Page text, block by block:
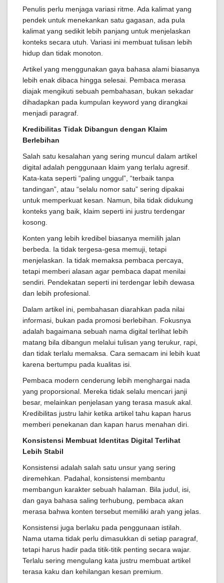
Penulis perlu menjaga variasi ritme. Ada kalimat yang
pendek untuk menekankan satu gagasan, ada pula
kalimat yang sedikit lebih panjang untuk menjelaskan
konteks secara utuh. Variasi ini membuat tulisan lebih
hidup dan tidak monoton.
Artikel yang menggunakan gaya bahasa alami biasanya
lebih enak dibaca hingga selesai. Pembaca merasa
diajak mengikuti sebuah pembahasan, bukan sekadar
dihadapkan pada kumpulan keyword yang dirangkai
menjadi paragraf.
Kredibilitas Tidak Dibangun dengan Klaim
Berlebihan
Salah satu kesalahan yang sering muncul dalam artikel
digital adalah penggunaan klaim yang terlalu agresif.
Kata-kata seperti “paling unggul”, “terbaik tanpa
tandingan”, atau “selalu nomor satu” sering dipakai
untuk memperkuat kesan. Namun, bila tidak didukung
konteks yang baik, klaim seperti ini justru terdengar
kosong.
Konten yang lebih kredibel biasanya memilih jalan
berbeda. Ia tidak tergesa-gesa memuji, tetapi
menjelaskan. Ia tidak memaksa pembaca percaya,
tetapi memberi alasan agar pembaca dapat menilai
sendiri. Pendekatan seperti ini terdengar lebih dewasa
dan lebih profesional.
Dalam artikel ini, pembahasan diarahkan pada nilai
informasi, bukan pada promosi berlebihan. Fokusnya
adalah bagaimana sebuah nama digital terlihat lebih
matang bila dibangun melalui tulisan yang terukur, rapi,
dan tidak terlalu memaksa. Cara semacam ini lebih kuat
karena bertumpu pada kualitas isi.
Pembaca modern cenderung lebih menghargai nada
yang proporsional. Mereka tidak selalu mencari janji
besar, melainkan penjelasan yang terasa masuk akal.
Kredibilitas justru lahir ketika artikel tahu kapan harus
memberi penekanan dan kapan harus menahan diri.
Konsistensi Membuat Identitas Digital Terlihat
Lebih Stabil
Konsistensi adalah salah satu unsur yang sering
diremehkan. Padahal, konsistensi membantu
membangun karakter sebuah halaman. Bila judul, isi,
dan gaya bahasa saling terhubung, pembaca akan
merasa bahwa konten tersebut memiliki arah yang jelas.
Konsistensi juga berlaku pada penggunaan istilah.
Nama utama tidak perlu dimasukkan di setiap paragraf,
tetapi harus hadir pada titik-titik penting secara wajar.
Terlalu sering mengulang kata justru membuat artikel
terasa kaku dan kehilangan kesan premium.